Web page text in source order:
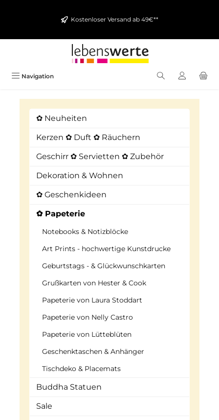
Kostenloser Versand ab 49€**
Navigation
✿ Neuheiten
Kerzen ✿ Duft ✿ Räuchern
Geschirr ✿ Servietten ✿ Zubehör
Dekoration & Wohnen
✿ Geschenkideen
✿ Papeterie
Notebooks & Notizblöcke
Art Prints - hochwertige Kunstdrucke
Geburtstags - & Glückwunschkarten
Grußkarten von Hester & Cook
Papeterie von Laura Stoddart
Papeterie von Nelly Castro
Papeterie von Lütteblüten
Geschenktaschen & Anhänger
Tischdeko & Placemats
Buddha Statuen
Sale